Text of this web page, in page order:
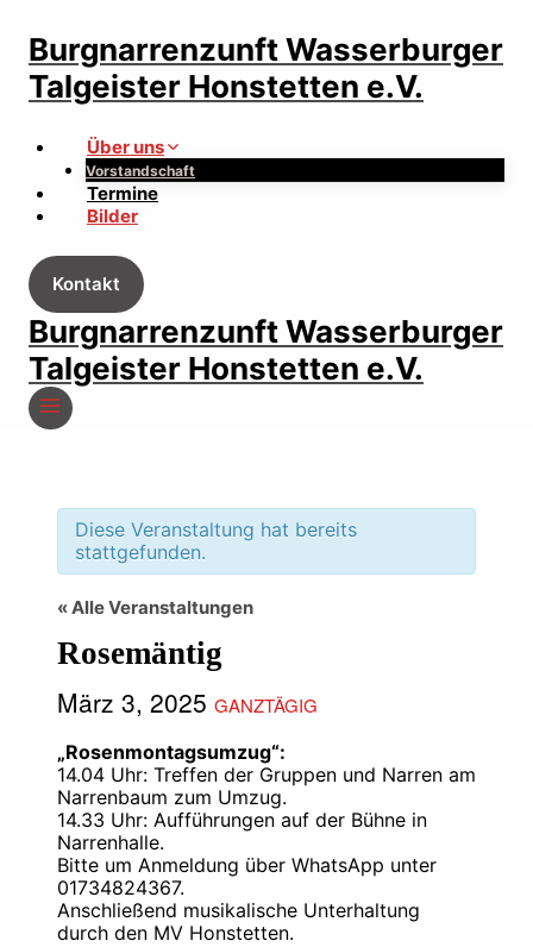
Inhalt
springen
Burgnarrenzunft Wasserburger
Talgeister Honstetten e.V.
Über uns
Vorstandschaft
Termine
Bilder
Kontakt
Burgnarrenzunft Wasserburger
Talgeister Honstetten e.V.
Diese Veranstaltung hat bereits
stattgefunden.
« Alle Veranstaltungen
Rosemäntig
März 3, 2025 GANZTÄGIG
„Rosenmontagsumzug“:
14.04 Uhr: Treffen der Gruppen und Narren am
Narrenbaum zum Umzug.
14.33 Uhr: Aufführungen auf der Bühne in
Narrenhalle.
Bitte um Anmeldung über WhatsApp unter
01734824367.
Anschließend musikalische Unterhaltung
durch den MV Honstetten.